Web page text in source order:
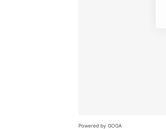
Powered by GOGA